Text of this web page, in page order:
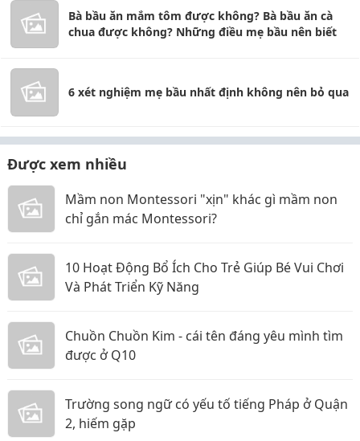
Bà bầu ăn mắm tôm được không? Bà bầu ăn cà
chua được không? Những điều mẹ bầu nên biết
6 xét nghiệm mẹ bầu nhất định không nên bỏ qua
Được xem nhiều
Mầm non Montessori "xịn" khác gì mầm non
chỉ gắn mác Montessori?
10 Hoạt Động Bổ Ích Cho Trẻ Giúp Bé Vui Chơi
Và Phát Triển Kỹ Năng
Chuồn Chuồn Kim - cái tên đáng yêu mình tìm
được ở Q10
Trường song ngữ có yếu tố tiếng Pháp ở Quận
2, hiếm gặp